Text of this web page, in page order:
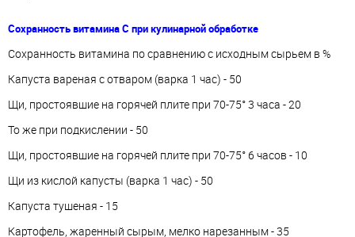
Сохранность витамина С при кулинарной обработке
Сохранность витамина по сравнению с исходным сырьем в %
Капуста вареная с отваром (варка 1 час) - 50
Щи, простоявшие на горячей плите при 70-75° 3 часа - 20
То же при подкислении - 50
Щи, простоявшие на горячей плите при 70-75° 6 часов - 10
Щи из кислой капусты (варка 1 час) - 50
Капуста тушеная - 15
Картофель, жаренный сырым, мелко нарезанным - 35